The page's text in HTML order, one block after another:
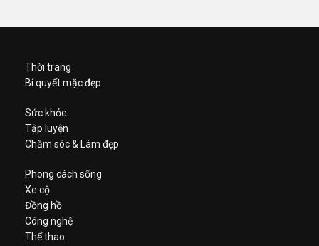
Thời trang
Bí quyết mặc đẹp
Sức khỏe
Tập luyện
Chăm sóc & Làm đẹp
Phong cách sống
Xe cộ
Đồng hồ
Công nghệ
Thể thao